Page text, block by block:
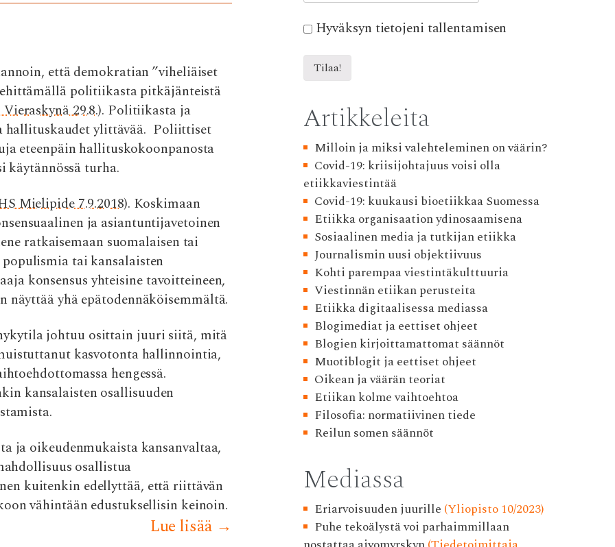
että demokratian ”viheliäiset
politiikasta pitkäjänteistä
29.8.). Politiikasta ja
hallituskaudet ylittävää. Poliittiset
eteenpäin hallituskokoonpanosta
turha.
Mielipide 7.9.2018). Koskimaan
ja asiantuntijavetoinen
ratkaisemaan suomalaisen tai
tai kansalaisten
konsensus yhteisine tavoitteineen,
yhä epätodennäköisemmältä.
johtuu osittain juuri siitä, mitä
kasvotonta hallinnointia,
hengessä.
kansalaisten osallisuuden
ja oikeudenmukaista kansanvaltaa,
osallistua
kuitenkin edellyttää, että riittävän
vähintään edustuksellisin keinoin.
Lue lisää →
Hyväksyn tietojeni tallentamisen
Artikkeleita
Milloin ja miksi valehteleminen on väärin?
Covid-19: kriisijohtajuus voisi olla
etiikkaviestintää
Covid-19: kuukausi bioetiikkaa Suomessa
Etiikka organisaation ydinosaamisena
Sosiaalinen media ja tutkijan etiikka
Journalismin uusi objektiivuus
Kohti parempaa viestintäkulttuuria
Viestinnän etiikan perusteita
Etiikka digitaalisessa mediassa
Blogimediat ja eettiset ohjeet
Blogien kirjoittamattomat säännöt
Muotiblogit ja eettiset ohjeet
Oikean ja väärän teoriat
Etiikan kolme vaihtoehtoa
Filosofia: normatiivinen tiede
Reilun somen säännöt
Mediassa
Eriarvoisuuden juurille (Yliopisto 10/2023)
Puhe tekoälystä voi parhaimmillaan